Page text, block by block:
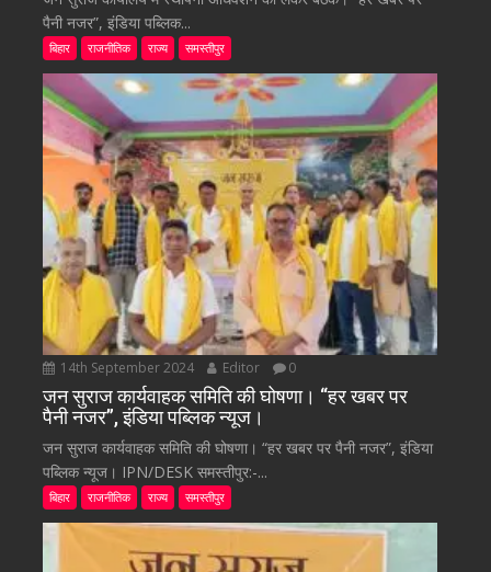
पैनी नजर”, इंडिया पब्लिक...
बिहार राजनीतिक राज्य समस्तीपुर
14th September 2024 Editor 0
जन सुराज कार्यवाहक समिति की घोषणा। “हर खबर पर
पैनी नजर”, इंडिया पब्लिक न्यूज।
जन सुराज कार्यवाहक समिति की घोषणा। “हर खबर पर पैनी नजर”, इंडिया
पब्लिक न्यूज। IPN/DESK समस्तीपुर:-...
बिहार राजनीतिक राज्य समस्तीपुर